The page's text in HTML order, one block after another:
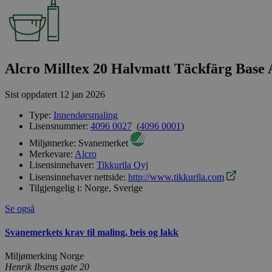
Alcro Milltex 20 Halvmatt Täckfärg Base
Sist oppdatert 12 jan 2026
Type: Innendørsmaling
Lisensnummer: 4096 0027 (4096 0001)
Miljømerke: Svanemerket
Merkevare: Alcro
Lisensinnehaver: Tikkurila Oyj
Lisensinnehaver nettside: http://www.tikkurila.com
Tilgjengelig i: Norge, Sverige
Se også
Svanemerkets krav til maling, beis og lakk
Miljømerking Norge
Henrik Ibsens gate 20